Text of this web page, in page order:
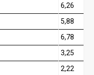
6,26
5,88
6,78
3,25
2,22